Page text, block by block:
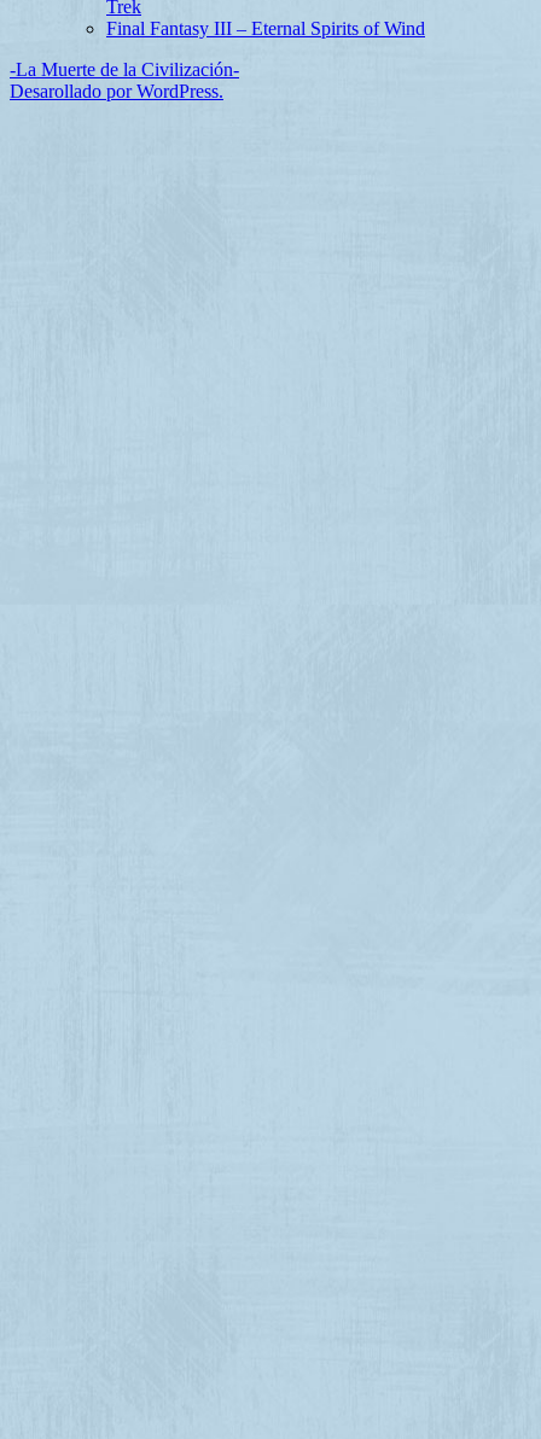
Trek
Final Fantasy III – Eternal Spirits of Wind
-La Muerte de la Civilización-
Desarollado por WordPress.